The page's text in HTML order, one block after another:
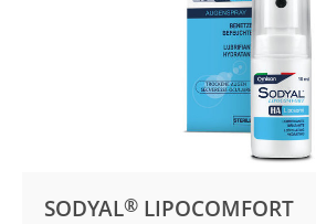
SODYAL® LIPOCOMFORT